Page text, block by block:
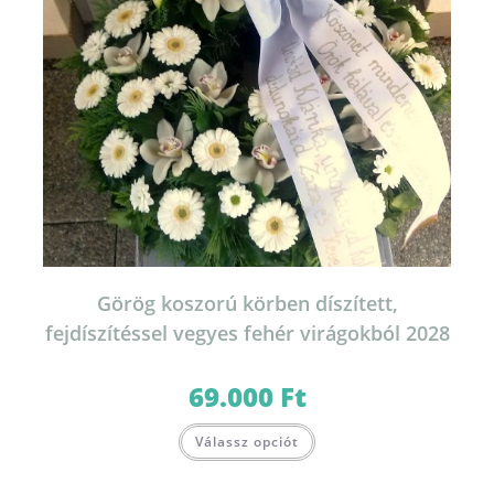
Görög koszorú körben díszített,
fejdíszítéssel vegyes fehér virágokból 2028
69.000 Ft
Válassz opciót a